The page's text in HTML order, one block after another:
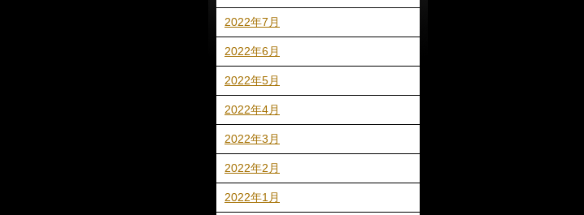
2022年7月
2022年6月
2022年5月
2022年4月
2022年3月
2022年2月
2022年1月